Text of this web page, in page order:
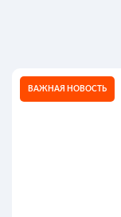
ВАЖНАЯ НОВОСТЬ